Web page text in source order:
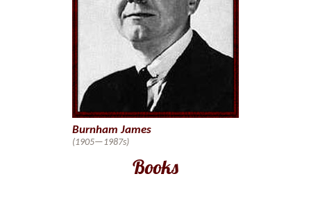
Books
Burnham James
(1905—1987s)